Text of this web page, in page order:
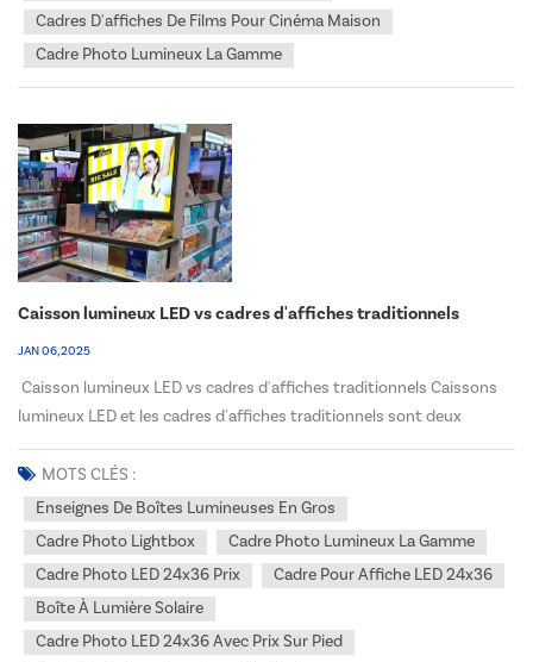
Cadres D'affiches De Films Pour Cinéma Maison
Cadre Photo Lumineux La Gamme
Caisson lumineux LED vs cadres d'affiches traditionnels
JAN 06, 2025
Caisson lumineux LED vs cadres d'affiches traditionnels Caissons
lumineux LED et les cadres d'affiches traditionnels sont deux
options populaires pour afficher des affiches, des graphiques et du
matériel promotionnel. Voici quelques différences entre les
deux : Éclairage : L’un des...
MOTS CLÉS :
Enseignes De Boîtes Lumineuses En Gros
Cadre Photo Lightbox
Cadre Photo Lumineux La Gamme
Cadre Photo LED 24x36 Prix
Cadre Pour Affiche LED 24x36
Boîte À Lumière Solaire
Cadre Photo LED 24x36 Avec Prix Sur Pied